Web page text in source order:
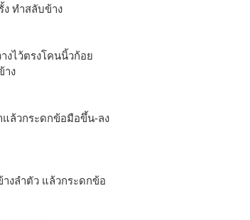
ทำสลับข้าง
งไว้ตรงโคนนิ้วก้อย
าง
ล้วกระดกข้อมือขึ้น-ลง
งลำตัว แล้วกระดกข้อ